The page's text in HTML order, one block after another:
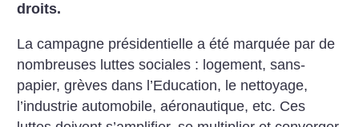
droits.
La campagne présidentielle a été marquée par de
nombreuses luttes sociales : logement, sans-
papier, grèves dans l’Education, le nettoyage,
l’industrie automobile, aéronautique, etc. Ces